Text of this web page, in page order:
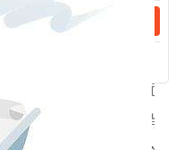
和人民做些力所能及
着一定关系。
议和工农兵劳动模范
，总政治部副主任肖